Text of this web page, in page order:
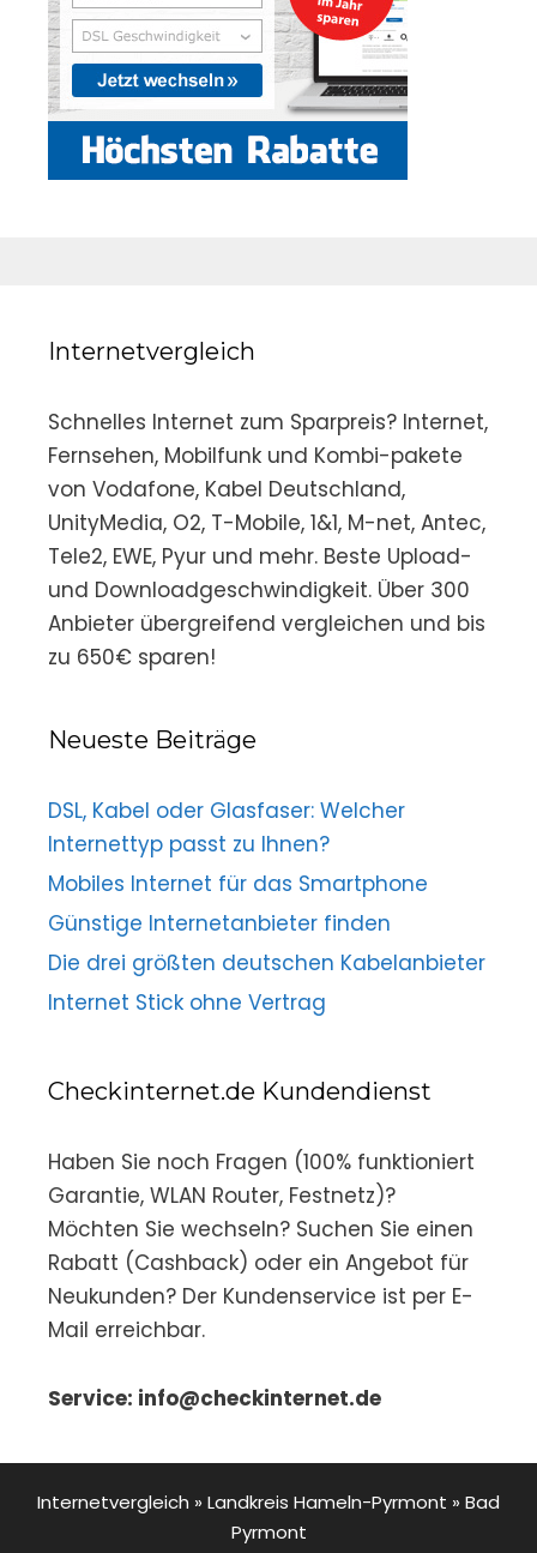
Internetvergleich
Schnelles Internet zum Sparpreis? Internet,
Fernsehen, Mobilfunk und Kombi-pakete
von Vodafone, Kabel Deutschland,
UnityMedia, O2, T-Mobile, 1&1, M-net, Antec,
Tele2, EWE, Pyur und mehr. Beste Upload-
und Downloadgeschwindigkeit. Über 300
Anbieter übergreifend vergleichen und bis
zu 650€ sparen!
Neueste Beiträge
DSL, Kabel oder Glasfaser: Welcher
Internettyp passt zu Ihnen?
Mobiles Internet für das Smartphone
Günstige Internetanbieter finden
Die drei größten deutschen Kabelanbieter
Internet Stick ohne Vertrag
Checkinternet.de Kundendienst
Haben Sie noch Fragen (100% funktioniert
Garantie, WLAN Router, Festnetz)?
Möchten Sie wechseln? Suchen Sie einen
Rabatt (Cashback) oder ein Angebot für
Neukunden? Der Kundenservice ist per E-
Mail erreichbar.
Service: info@checkinternet.de
Internetvergleich » Landkreis Hameln-Pyrmont » Bad
Pyrmont